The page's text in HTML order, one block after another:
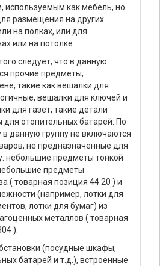
используемым как мебель, но
размещения на других
на полках, или для
или на потолке.
следует, что в данную
прочие предметы,
такие как вешалки для
вешалки для ключей и
для газет, такие детали
для отопительных батарей. По
данную группу не включаются
не предназначенные для
небольшие предметы тонкой
предметы
( товарная позиция 44 20 ) и
(например, лотки для
лотки для бумаг) из
металлов ( товарная
).
(посудные шкафы,
батарей и т.д.), встроенные